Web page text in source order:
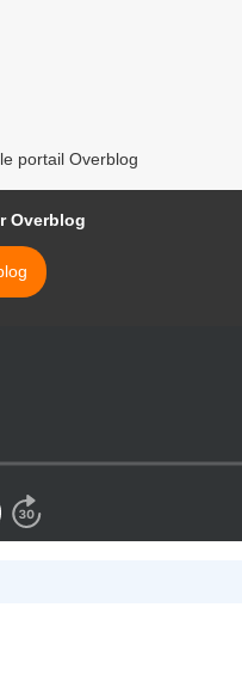
portail Overblog
Overblog